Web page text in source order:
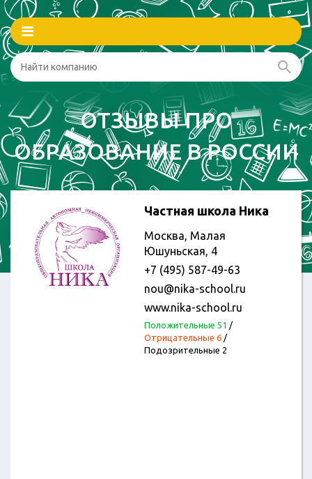
ОТЗЫВЫ ПРО
ОБРАЗОВАНИЕ В РОССИИ
Частная школа Ника
Москва, Малая
Юшуньская, 4
+7 (495) 587-49-63
nou@nika-school.ru
www.nika-school.ru
Положительные 51 /
Отрицательные 6/
Подозрительные 2